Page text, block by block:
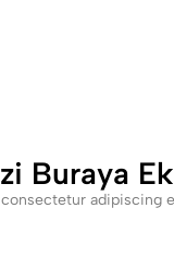
Buraya
adipiscing